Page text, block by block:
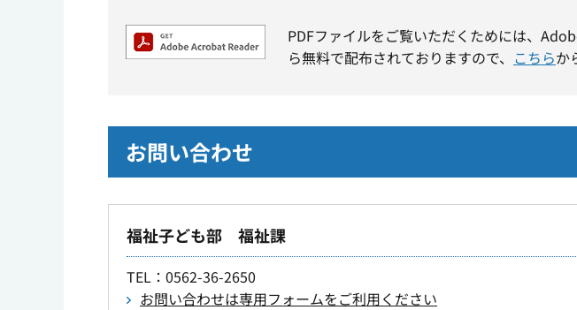
PDFファイルをご覧いただくためには、
ら無料で配布されておりますので、 こちらか
お問い合わせ
福祉子ども部 福祉課
TEL ：0562-36-2650
お問い合わせは専用フォームをご利用ください